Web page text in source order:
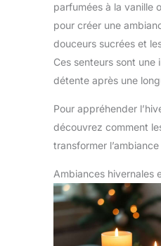
parfumées à la vanille
pour créer une
douceurs sucrées et
Ces senteurs sont une
détente après une
Pour appréhender
découvrez comment
transformer
Ambiances hivernales